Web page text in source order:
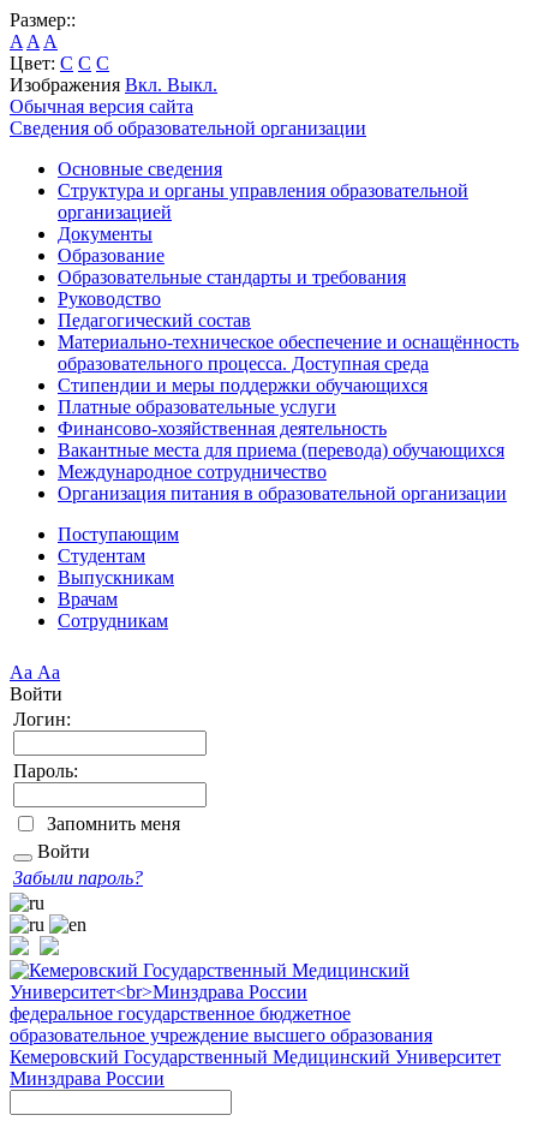
Размер::
A A A
Цвет: C C C
Изображения Вкл. Выкл.
Обычная версия сайта
Сведения об образовательной организации
Основные сведения
Структура и органы управления образовательной
организацией
Документы
Образование
Образовательные стандарты и требования
Руководство
Педагогический состав
Материально-техническое обеспечение и оснащённость
образовательного процесса. Доступная среда
Стипендии и меры поддержки обучающихся
Платные образовательные услуги
Финансово-хозяйственная деятельность
Вакантные места для приема (перевода) обучающихся
Международное сотрудничество
Организация питания в образовательной организации
Поступающим
Студентам
Выпускникам
Врачам
Сотрудникам
Аа Аа
Войти
Логин:
Пароль:
Запомнить меня
Войти
Забыли пароль?
федеральное государственное бюджетное
образовательное учреждение высшего образования
Кемеровский Государственный Медицинский Университет
Минздрава России